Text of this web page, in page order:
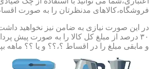
فروشگاه،کالاهای مدنظرتان را به صورت
در این صورت نیازی به ضامن نیز نخواهید
۳۰ درصد از مبلغ کل کالا را به صورت پیش
و مابقی مبلغ را در اقساط ؟،؟؟ و یا ؟؟ ماهه